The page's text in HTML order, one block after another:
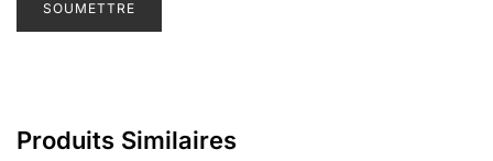
Produits Similaires